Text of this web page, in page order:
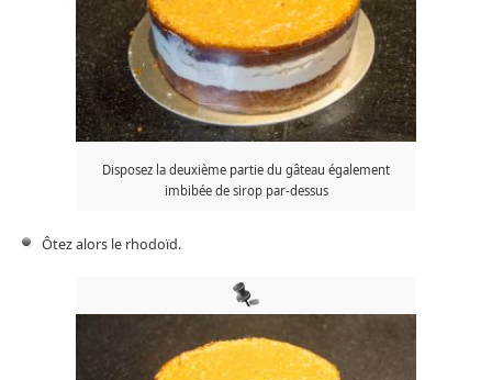
Disposez la deuxième partie du gâteau également
imbibée de sirop par-dessus
Ôtez alors le rhodoïd.